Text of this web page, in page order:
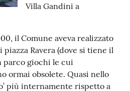
Villa Gandini a
il Comune aveva realizzato
Ravera (dove si tiene il
parco giochi le cui
ormai obsolete. Quasi nello
più internamente rispetto a